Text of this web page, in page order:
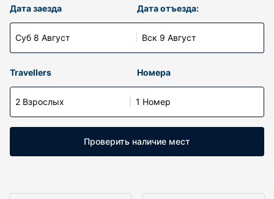
Дата заезда
Суб 8 Август
Дата отъезда:
Вск 9 Август
Travellers Номера
2 Взрослых 1 Номер
Проверить наличие мест